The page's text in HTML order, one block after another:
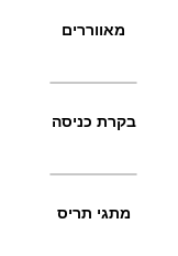
מאווררים
בקרת כניסה
מתגי תריס